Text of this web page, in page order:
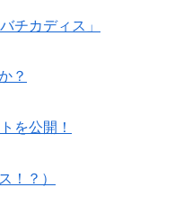
チカディス」
？
を公開！
！？）